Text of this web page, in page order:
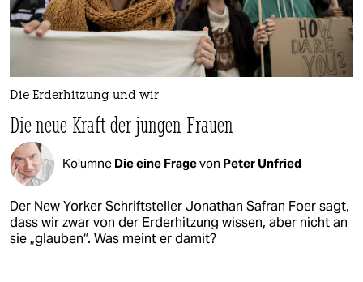
Die Erderhitzung und wir
Die neue Kraft der jungen Frauen
Kolumne Die eine Fragevon Peter Unfried
Der New Yorker Schriftsteller Jonathan Safran Foer sagt,
dass wir zwar von der Erderhitzung wissen, aber nicht an
sie „glauben“. Was meint er damit?